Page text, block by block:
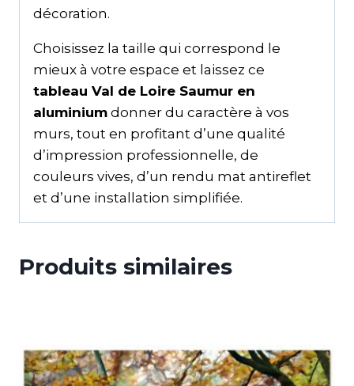
décoration.
Choisissez la taille qui correspond le
mieux à votre espace et laissez ce
tableau Val de Loire Saumur en
aluminium donner du caractère à vos
murs, tout en profitant d’une qualité
d’impression professionnelle, de
couleurs vives, d’un rendu mat antireflet
et d’une installation simplifiée.
Produits similaires